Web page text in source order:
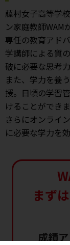
藤村女子高等学
ン家庭教師WAM
専任の教育アド
学講師による質
破に必要な思考
また、学力を養
授。日頃の学習
けることができま
さらにオンライ
に必要な学力を
まず
成績